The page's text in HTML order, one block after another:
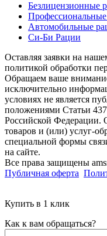
Безлицензионные
Автомобильные
Си-Би Рации
Оставляя заявки на
политикой обработки
Обращаем ваше
исключительно
условиях не является
положениями Статьи
Российской Федерации.
товаров и (или) услуг-
специальной формы
на сайте.
Все права защищены
Публичная оферта
Купить в 1 клик
Как к вам обращаться?